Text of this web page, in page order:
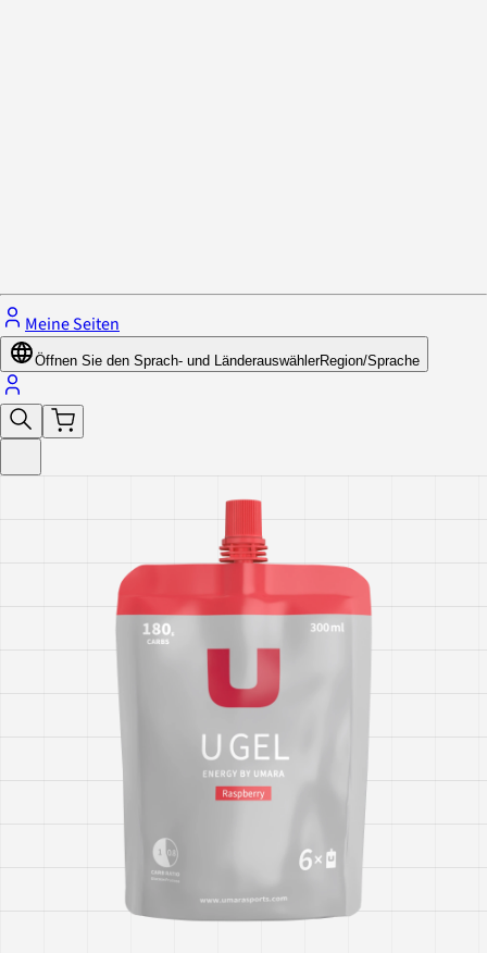
Meine Seiten
Öffnen Sie den Sprach- und LänderauswählerRegion/Sprache